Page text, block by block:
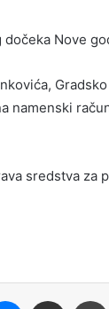
Nove
namenski
sredstva za
Messenger
Share via Email